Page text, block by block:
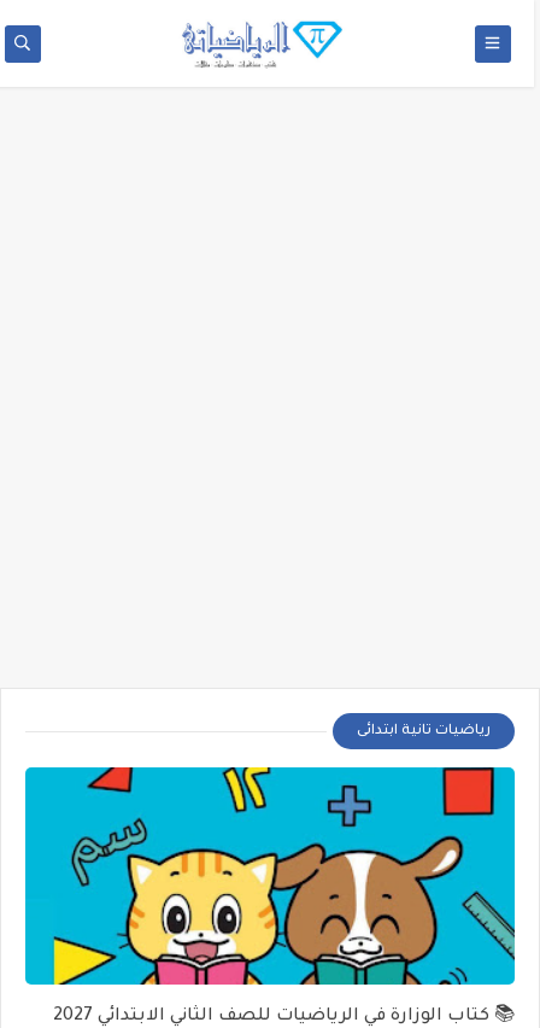
رياضيات تانية ابتدائى
📚 كتاب الوزارة في الرياضيات للصف الثاني الابتدائي 2027